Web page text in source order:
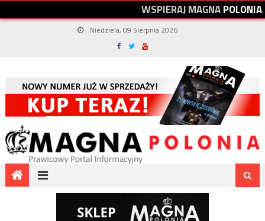
WSPIERAJMAGNAPOLONIA
Niedziela, 09 Sierpnia 2026